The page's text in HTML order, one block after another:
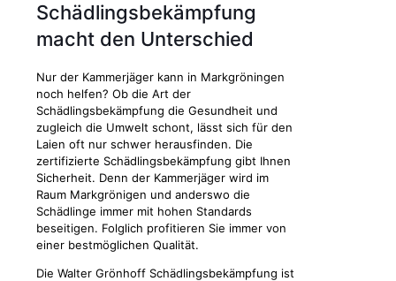
Schädlingsbekämpfung
macht den Unterschied
Nur der Kammerjäger kann in Markgröningen
noch helfen? Ob die Art der
Schädlingsbekämpfung die Gesundheit und
zugleich die Umwelt schont, lässt sich für den
Laien oft nur schwer herausfinden. Die
zertifizierte Schädlingsbekämpfung gibt Ihnen
Sicherheit. Denn der Kammerjäger wird im
Raum Markgrönigen und anderswo die
Schädlinge immer mit hohen Standards
beseitigen. Folglich profitieren Sie immer von
einer bestmöglichen Qualität.
Die Walter Grönhoff Schädlingsbekämpfung ist